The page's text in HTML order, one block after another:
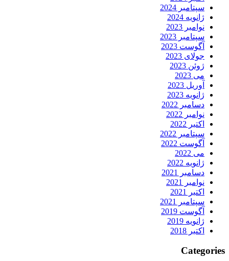
سپتامبر 2024
ژانویه 2024
نوامبر 2023
سپتامبر 2023
آگوست 2023
جولای 2023
ژوئن 2023
می 2023
آوریل 2023
ژانویه 2023
دسامبر 2022
نوامبر 2022
اکتبر 2022
سپتامبر 2022
آگوست 2022
می 2022
ژانویه 2022
دسامبر 2021
نوامبر 2021
اکتبر 2021
سپتامبر 2021
آگوست 2019
ژانویه 2019
اکتبر 2018
Categories